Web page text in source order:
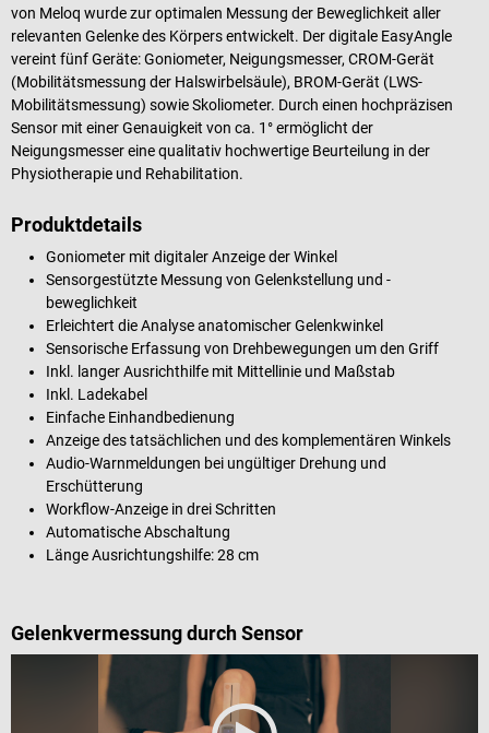
von Meloq wurde zur optimalen Messung der Beweglichkeit aller
relevanten Gelenke des Körpers entwickelt. Der digitale EasyAngle
vereint fünf Geräte: Goniometer, Neigungsmesser, CROM-Gerät
(Mobilitätsmessung der Halswirbelsäule), BROM-Gerät (LWS-
Mobilitätsmessung) sowie Skoliometer. Durch einen hochpräzisen
Sensor mit einer Genauigkeit von ca. 1° ermöglicht der
Neigungsmesser eine qualitativ hochwertige Beurteilung in der
Physiotherapie und Rehabilitation.
Produktdetails
Goniometer mit digitaler Anzeige der Winkel
Sensorgestützte Messung von Gelenkstellung und -
beweglichkeit
Erleichtert die Analyse anatomischer Gelenkwinkel
Sensorische Erfassung von Drehbewegungen um den Griff
Inkl. langer Ausrichthilfe mit Mittellinie und Maßstab
Inkl. Ladekabel
Einfache Einhandbedienung
Anzeige des tatsächlichen und des komplementären Winkels
Audio-Warnmeldungen bei ungültiger Drehung und
Erschütterung
Workflow-Anzeige in drei Schritten
Automatische Abschaltung
Länge Ausrichtungshilfe: 28 cm
Gelenkvermessung durch Sensor